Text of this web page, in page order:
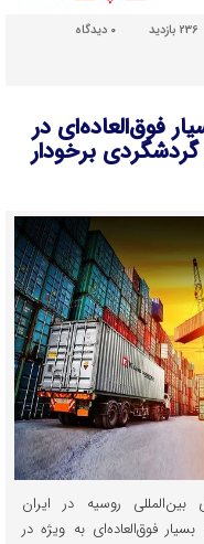
236 بازدید دیدگاه
فوق‌العاده‌ای در
برخودار
روسیه در ایران
فوق‌العاده‌ای به ویژه در